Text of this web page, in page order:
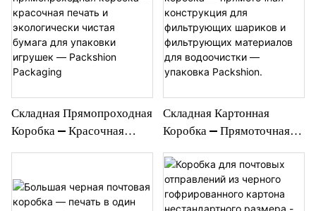
Складная Прямопроходная
Коробка — Красочная
Упаковки Игрушек —
Packshion Packaging
Складная Картонная
Коробка — Прямоточная
Фильтрующих Шариков И
Фильтрующих Материалов
Для Водоочистки —